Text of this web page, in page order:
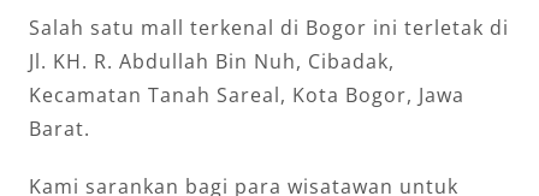
Salah satu mall terkenal di Bogor ini terletak di
Jl. KH. R. Abdullah Bin Nuh, Cibadak,
Kecamatan Tanah Sareal, Kota Bogor, Jawa
Barat.
Kami sarankan bagi para wisatawan untuk